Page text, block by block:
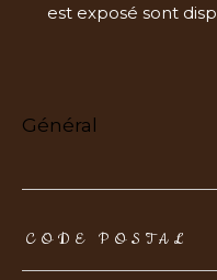
est exposé sont
général
CODE POSTAL